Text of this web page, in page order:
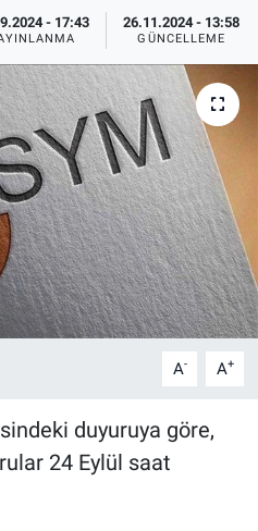
- 17:43 26.11.2024 - 13:58
GÜNCELLEME
A- A+
duyuruya göre,
24 Eylül saat